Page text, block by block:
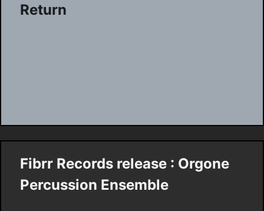
Return
Fibrr Records release : Orgone
Percussion Ensemble